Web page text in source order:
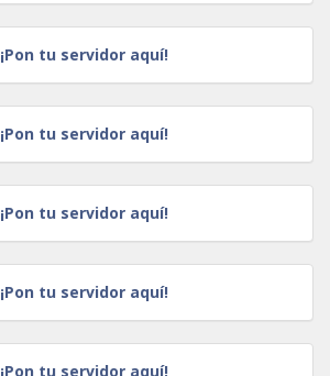
¡Pon tu servidor aquí!
¡Pon tu servidor aquí!
¡Pon tu servidor aquí!
¡Pon tu servidor aquí!
¡Pon tu servidor aquí!